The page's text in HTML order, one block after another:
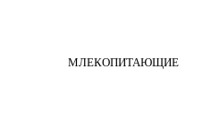
МЛЕКОПИТАЮЩИЕ